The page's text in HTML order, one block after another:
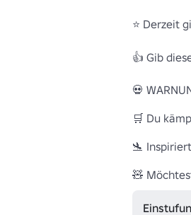
⭐ Derzeit
👍 Gib
💀
🛒 Du
🛬
🧸